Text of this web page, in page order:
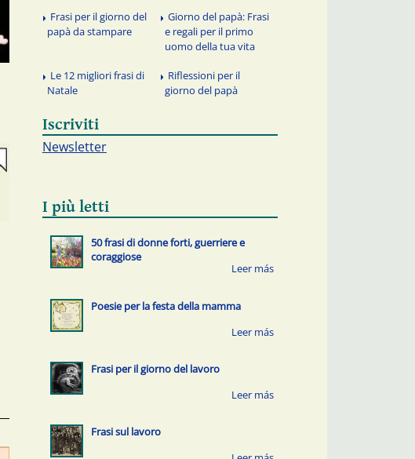
Frasi per il giorno del
papà da stampare
Giorno del papà: Frasi
e regali per il primo
uomo della tua vita
Le 12 migliori frasi di
Natale
Riflessioni per il
giorno del papà
Iscriviti
Newsletter
I più letti
50 frasi di donne forti, guerriere e
coraggiose
Poesie per la festa della mamma
Frasi per il giorno del lavoro
Frasi sul lavoro